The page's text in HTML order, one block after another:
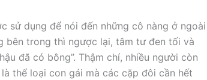
sử dụng để nói đến những cô nàng ở ngoài
bên trong thì ngược lại, tâm tư đen tối và
đã có bông”. Thậm chí, nhiều người còn
thể loại con gái mà các cặp đôi cần hết